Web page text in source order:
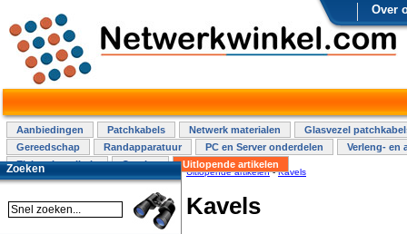
Over
Aanbiedingen Patchkabels Netwerk materialen
Glasvezel
Gereedschap
Randapparatuur PC en Server onderdelen
Verleng- en
Elektra installatie
Overige Uitlopende artikelen
Uitlopende artikelen-Kavels
Kavels
Zoeken